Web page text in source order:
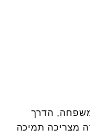
הדרך
מצריכה תמיכה